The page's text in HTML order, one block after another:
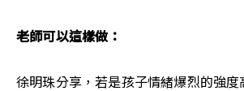
老師可以這樣做：
徐明珠分享，若是孩子情緒爆烈的強